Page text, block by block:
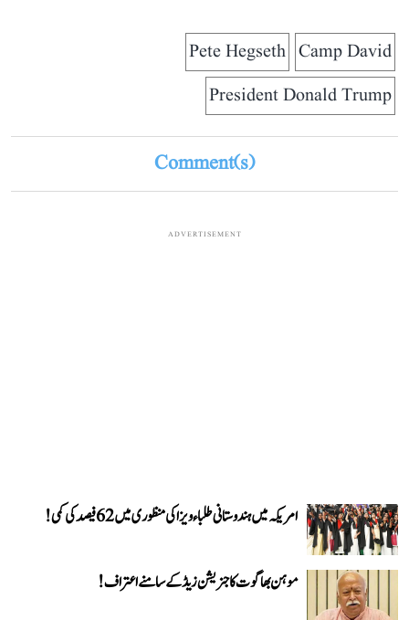
Camp David
Pete Hegseth
President Donald Trump
Comment(s)
ADVERTISEMENT
امریکہ میں ہندوستانی طلباء ویزا کی منظوری میں 62 فیصد کی کمی!
موہن بھاگوت کا جنریشن زیڈ کے سامنے اعتراف!